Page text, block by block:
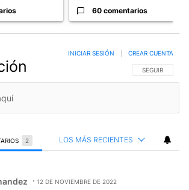
60 comentarios
SIGA ESTA
SEGUIR
INICIAR SESIÓN CREAR CUENTA
2 LOS MÁS RECIENTES
12 DE NOVIEMBRE DE 2022